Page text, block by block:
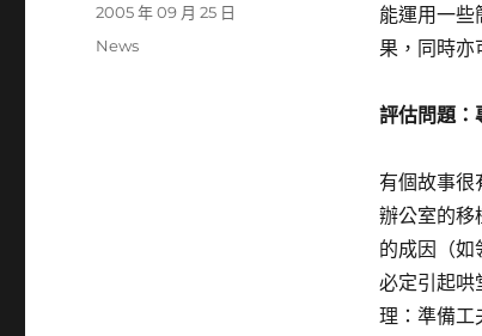
能運用一些
果，同時亦
評估問題：
有個故事
辦公室的
的成因（如
必定引起哄
理：準備工
發
2005 年 09 月 25 日
分
News